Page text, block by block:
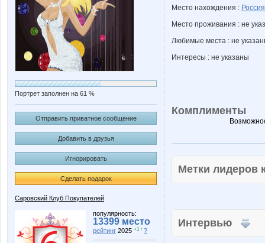
Портрет заполнен на 61 %
Отправить приватное сообщение
Добавить в друзья
Игнорировать
Сделать подарок
Саровский Клуб Покупателей
популярность:
13399 место
рейтинг 2025 +1 ↑ ?
Место нахождения : Россия
Место проживания : не
Любимые места : не
Интересы : не указаны
Комплименты
Метки
Интервью